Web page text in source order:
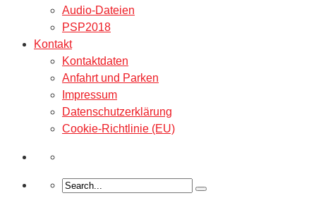
Audio-Dateien
PSP2018
Kontakt
Kontaktdaten
Anfahrt und Parken
Impressum
Datenschutzerklärung
Cookie-Richtlinie (EU)